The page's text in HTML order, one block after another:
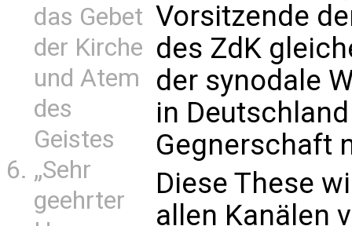
das Gebet
der Kirche
und Atem
des
Geistes
„Sehr
geehrter
Vorsitzende
des ZdK
der synodale
in
Gegnerschaft
Diese These
allen Kanälen